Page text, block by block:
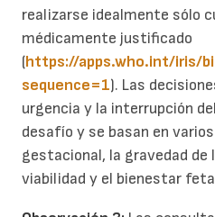
realizarse idealmente sólo
médicamente justificado
(https://apps.who.int/iris/
sequence=1). Las
urgencia y la interrupción
desafío y se basan en
gestacional, la gravedad
viabilidad y el bienestar